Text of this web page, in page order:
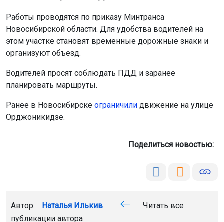
Работы проводятся по приказу Минтранса
Новосибирской области. Для удобства водителей на
этом участке становят временные дорожные знаки и
организуют объезд.
Водителей просят соблюдать ПДД и заранее
планировать маршруты.
Ранее в Новосибирске ограничили движение на улице
Орджоникидзе.
Поделиться новостью:
Автор: Наталья Илькив
Читать все
публикации автора